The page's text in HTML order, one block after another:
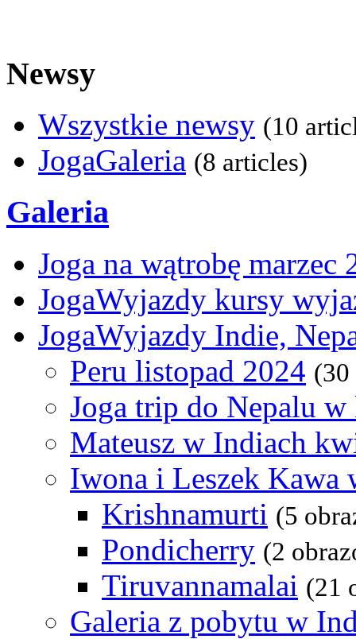
Newsy
Wszystkie newsy (10
JogaGaleria (8 articles)
Galeria
Joga na wątrobę marzec
JogaWyjazdy kursy
JogaWyjazdy Indie,
Peru listopad 2024 (30
Joga trip do Nepalu
Mateusz w Indiach
Iwona i Leszek Kawa
Krishnamurti (5
Pondicherry (2
Tiruvannamalai (21
Galeria z pobytu w